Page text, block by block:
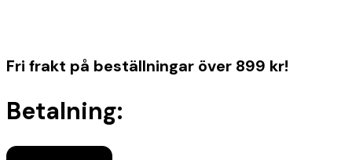
Fri frakt på beställningar över 899 kr!
Betalning: